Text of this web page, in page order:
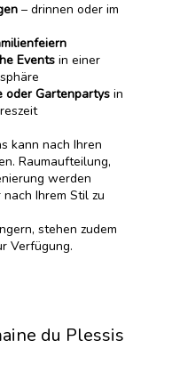
– drinnen oder im
Eventsin einer
oder Gartenpartysin
kann nach Ihren
Raumaufteilung,
werden
Ihrem Stil zu
stehen zudem
Verfügung.
du Plessis